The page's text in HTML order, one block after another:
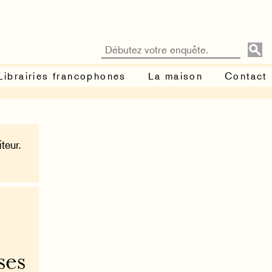
francophones La maison Contact